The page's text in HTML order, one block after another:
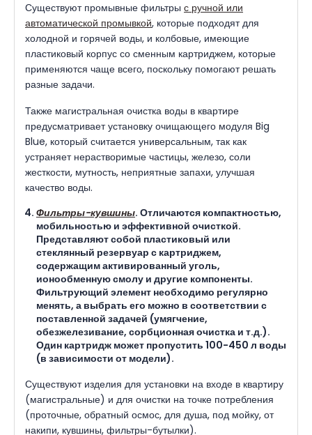
Существуют промывные фильтры с ручной или
автоматической промывкой, которые подходят для
холодной и горячей воды, и колбовые, имеющие
пластиковый корпус со сменным картриджем, которые
применяются чаще всего, поскольку помогают решать
разные задачи.
Также магистральная очистка воды в квартире
предусматривает установку очищающего модуля Big
Blue, который считается универсальным, так как
устраняет нерастворимые частицы, железо, соли
жесткости, мутность, неприятные запахи, улучшая
качество воды.
Фильтры-кувшины. Отличаются компактностью,
мобильностью и эффективной очисткой.
Представляют собой пластиковый или
стеклянный резервуар с картриджем,
содержащим активированный уголь,
ионообменную смолу и другие компоненты.
Фильтрующий элемент необходимо регулярно
менять, а выбрать его можно в соответствии с
поставленной задачей (умягчение,
обезжелезивание, сорбционная очистка и т.д.).
Один картридж может пропустить 100-450 л воды
(в зависимости от модели).
Существуют изделия для установки на входе в квартиру
(магистральные) и для очистки на точке потребления
(проточные, обратный осмос, для душа, под мойку, от
накипи, кувшины, фильтры-бутылки).